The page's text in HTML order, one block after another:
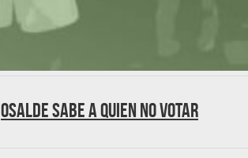
OSALDE sabe a quien no votar